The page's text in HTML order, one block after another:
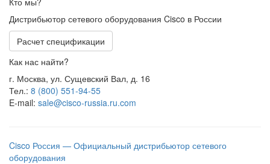
Дистрибьютор сетевого оборудования Cisco в России
Расчет спецификации
Как нас найти?
г. Москва, ул. Сущевский Вал, д. 16
Тел.: 8 (800) 551-94-55
E-mail: sale@cisco-russia.ru.com
Cisco Россия — Официальный дистрибьютор сетевого
оборудования